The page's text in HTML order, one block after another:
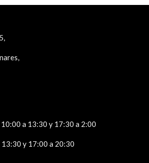
10:00 a 13:30 y 17:30 a 2:00
13:30 y 17:00 a 20:30